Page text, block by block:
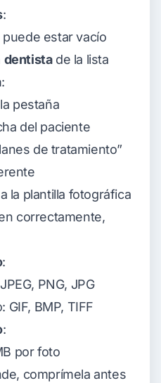
:
puede estar vacío
dentistade la lista
:
pestaña
del paciente
de tratamiento”
la plantilla fotográfica
correctamente,
:
PNG, JPG
GIF, BMP, TIFF
:
por foto
comprímela antes